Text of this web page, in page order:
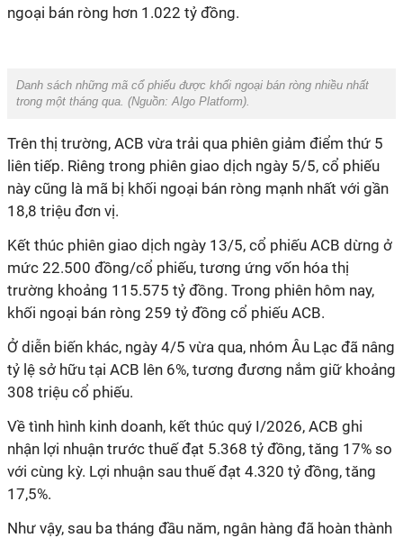
ngoại bán ròng hơn 1.022 tỷ đồng.
Danh sách những mã cổ phiếu được khối ngoại bán ròng nhiều nhất
trong một tháng qua. (Nguồn: Algo Platform).
Trên thị trường, ACB vừa trải qua phiên giảm điểm thứ 5
liên tiếp. Riêng trong phiên giao dịch ngày 5/5, cổ phiếu
này cũng là mã bị khối ngoại bán ròng mạnh nhất với gần
18,8 triệu đơn vị.
Kết thúc phiên giao dịch ngày 13/5, cổ phiếu ACB dừng ở
mức 22.500 đồng/cổ phiếu, tương ứng vốn hóa thị
trường khoảng 115.575 tỷ đồng. Trong phiên hôm nay,
khối ngoại bán ròng 259 tỷ đồng cổ phiếu ACB.
Ở diễn biến khác, ngày 4/5 vừa qua, nhóm Âu Lạc đã nâng
tỷ lệ sở hữu tại ACB lên 6%, tương đương nắm giữ khoảng
308 triệu cổ phiếu.
Về tình hình kinh doanh, kết thúc quý I/2026, ACB ghi
nhận lợi nhuận trước thuế đạt 5.368 tỷ đồng, tăng 17% so
với cùng kỳ. Lợi nhuận sau thuế đạt 4.320 tỷ đồng, tăng
17,5%.
Như vậy, sau ba tháng đầu năm, ngân hàng đã hoàn thành